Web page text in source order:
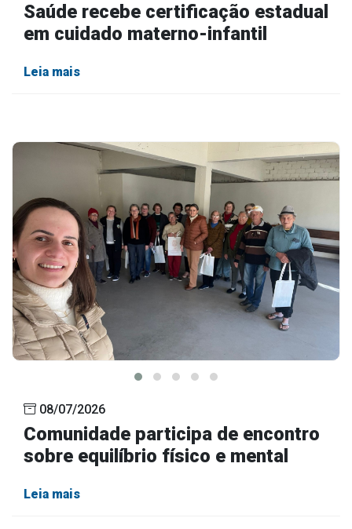
Saúde recebe certificação estadual
em cuidado materno-infantil
Leia mais
08/07/2026
Comunidade participa de encontro
sobre equilíbrio físico e mental
Leia mais